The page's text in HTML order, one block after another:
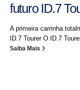
futuro ID.7
A primeira carrinha
ID.7 Tourer O ID.7
Saiba Mais